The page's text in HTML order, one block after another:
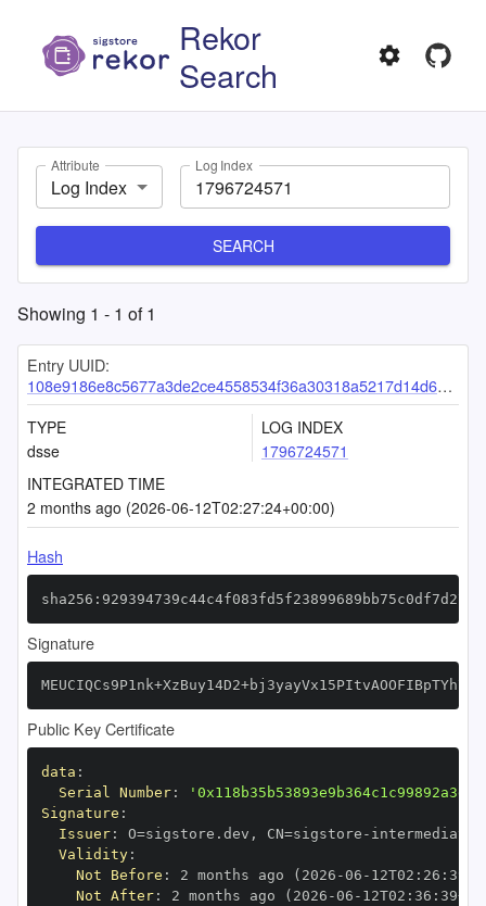
Rekor
Search
Attribute
Log Index
Log Index
SEARCH
Showing 1 - 1 of1
Entry UUID:
108e9186e8c5677a3de2ce4558534f36a30318a5217d14d6018b6df1c6f9ec7a8b1c84bf37cabb76
TYPE
dsse
LOG INDEX
1796724571
INTEGRATED TIME
2 months ago (2026-06-12T02:27:24+00:00)
Hash
Signature
Public Key Certificate
data :
Serial Number:
Signature :
Issuer: O=sigstore.dev , CN=sigstore -
Validity:
Not Before : 2 months ago (2026 -06 - 12T02 : 26 :
Not After: 2 months ago (2026 -06 - 12T02 : 36 : 39+00